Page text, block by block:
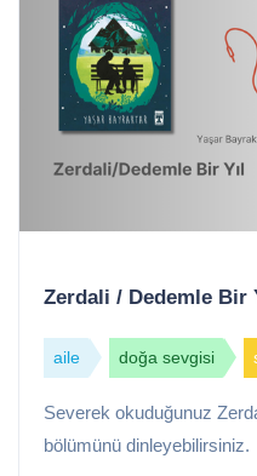
Zerdali / Dedemle Bir
aile doğa sevgisi
Severek okuduğunuz
bölümünü dinleyebilirsiniz.